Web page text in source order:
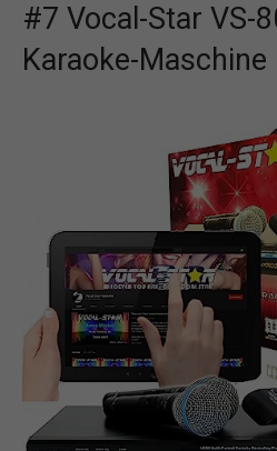
#7 Vocal-Star VS-
Karaoke-Maschine